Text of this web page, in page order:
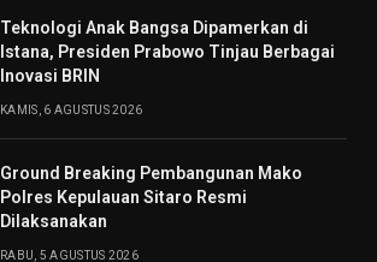
Teknologi Anak Bangsa Dipamerkan di
Istana, Presiden Prabowo Tinjau Berbagai
Inovasi BRIN
KAMIS, 6 AGUSTUS 2026
Ground Breaking Pembangunan Mako
Polres Kepulauan Sitaro Resmi
Dilaksanakan
RABU, 5 AGUSTUS 2026